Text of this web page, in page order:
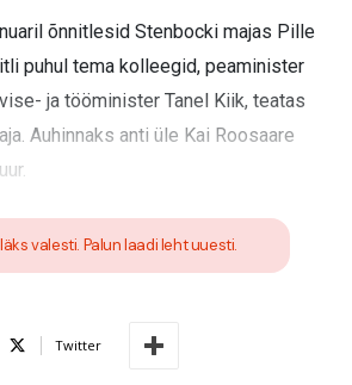
õnnitlesid Stenbocki majas Pille
puhul tema kolleegid, peaminister
ja tööminister Tanel Kiik, teatas
Auhinnaks anti üle Kai Roosaare
valesti. Palun laadi leht uuesti.
Twitter